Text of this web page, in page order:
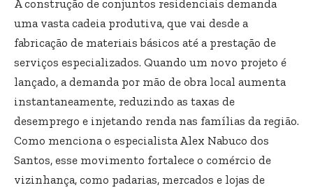
A construção de conjuntos residenciais demanda
uma vasta cadeia produtiva, que vai desde a
fabricação de materiais básicos até a prestação de
serviços especializados. Quando um novo projeto é
lançado, a demanda por mão de obra local aumenta
instantaneamente, reduzindo as taxas de
desemprego e injetando renda nas famílias da região.
Como menciona o especialista Alex Nabuco dos
Santos, esse movimento fortalece o comércio de
vizinhança, como padarias, mercados e lojas de